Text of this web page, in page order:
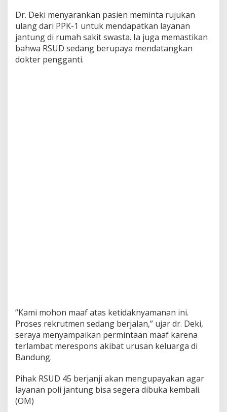
Dr. Deki menyarankan pasien meminta rujukan
ulang dari PPK-1 untuk mendapatkan layanan
jantung di rumah sakit swasta. Ia juga memastikan
bahwa RSUD sedang berupaya mendatangkan
dokter pengganti.
“Kami mohon maaf atas ketidaknyamanan ini.
Proses rekrutmen sedang berjalan,” ujar dr. Deki,
seraya menyampaikan permintaan maaf karena
terlambat merespons akibat urusan keluarga di
Bandung.
Pihak RSUD 45 berjanji akan mengupayakan agar
layanan poli jantung bisa segera dibuka kembali.
(OM)